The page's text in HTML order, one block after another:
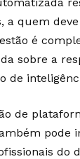
a quem
é
sobre a
de
de
pode
do